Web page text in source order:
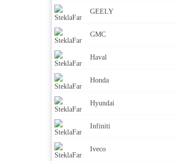
GEELY
GMC
Haval
Honda
Hyundai
Infiniti
Iveco